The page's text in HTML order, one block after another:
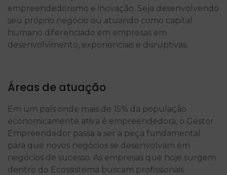
empreendedorismo e inovação. Seja desenvolvendo
seu próprio negócio ou atuando como capital
humano diferenciado em empresas em
desenvolvimento, exponenciais e disruptivas.
Áreas de atuação
Em um país onde mais de 15% da população
economicamente ativa é empreendedora, o Gestor
Empreendedor passa a ser a peça fundamental
para que novos negócios se desenvolvam em
negócios de sucesso. As empresas que hoje surgem
dentro do Ecossistema buscam profissionais